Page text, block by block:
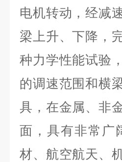
电机转动，经减
梁上升、下降，
种力学性能试验
的调速范围和横
具，在金属、非
面，具有非常广
材、航空航天、